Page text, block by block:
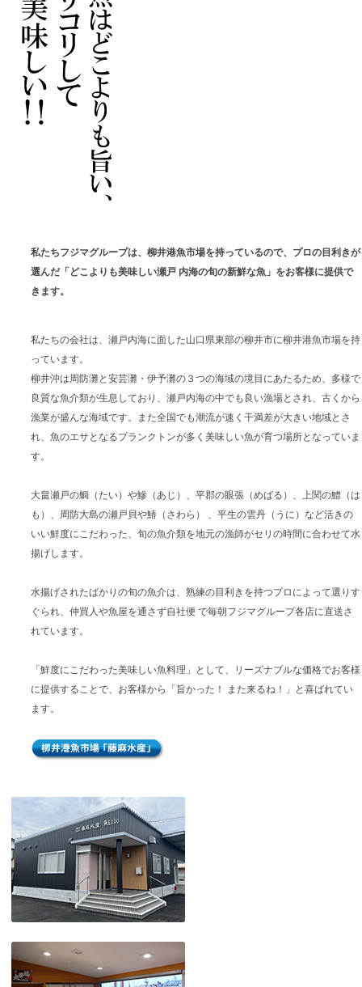
私たちフジマグループは、柳井港魚市場を持っているので、プロの目利きが
選んだ「どこよりも美味しい瀬戸 内海の旬の新鮮な魚」をお客様に提供で
きます。
私たちの会社は、瀬戸内海に面した山口県東部の柳井市に柳井港魚市場を持
っています。
柳井沖は周防灘と安芸灘・伊予灘の３つの海域の境目にあたるため、多様で
良質な魚介類が生息しており、瀬戸内海の中でも良い漁場とされ、古くから
漁業が盛んな海域です。また全国でも潮流が速く干満差が大きい地域とさ
れ、魚のエサとなるプランクトンが多く美味しい魚が育つ場所となっていま
す。
大畠瀬戸の鯛（たい）や鰺（あじ）、平郡の眼張（めばる）、上関の鱧（は
も）、周防大島の瀬戸貝や鰆（さわら） 、平生の雲丹（うに）など活きの
いい鮮度にこだわった、旬の魚介類を地元の漁師がセリの時間に合わせて水
揚げします。
水揚げされたばかりの旬の魚介は、熟練の目利きを持つプロによって選りす
ぐられ、仲買人や魚屋を通さず自社便 で毎朝フジマグループ各店に直送さ
れています。
「鮮度にこだわった美味しい魚料理」として、リーズナブルな価格でお客様
に提供することで、お客様から「旨かった！ また来るね！」と喜ばれてい
ます。